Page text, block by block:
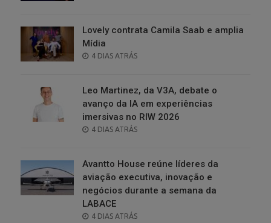
Lovely contrata Camila Saab e amplia
Mídia
POSTED
4 DIAS ATRÁS
Leo Martinez, da V3A, debate o
avanço da IA em experiências
imersivas no RIW 2026
POSTED
4 DIAS ATRÁS
Avantto House reúne líderes da
aviação executiva, inovação e
negócios durante a semana da
LABACE
POSTED
4 DIAS ATRÁS